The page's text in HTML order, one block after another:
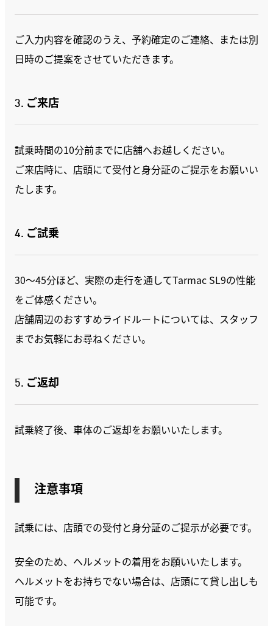
ご入力内容を確認のうえ、予約確定のご連絡、または別
日時のご提案をさせていただきます。
3. ご来店
試乗時間の10分前までに店舗へお越しください。
ご来店時に、店頭にて受付と身分証のご提示をお願いい
たします。
4. ご試乗
30〜45分ほど、実際の走行を通してTarmac SL9の性能
をご体感ください。
店舗周辺のおすすめライドルートについては、スタッフ
までお気軽にお尋ねください。
5. ご返却
試乗終了後、車体のご返却をお願いいたします。
注意事項
試乗には、店頭での受付と身分証のご提示が必要です。
安全のため、ヘルメットの着用をお願いいたします。
ヘルメットをお持ちでない場合は、店頭にて貸し出しも
可能です。